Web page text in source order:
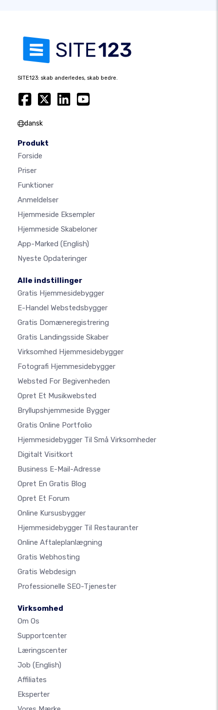
SITE123: skab anderledes, skab bedre.
dansk
Produkt
Forside
Priser
Funktioner
Anmeldelser
Hjemmeside Eksempler
Hjemmeside Skabeloner
App-Marked (English)
Nyeste Opdateringer
Alle indstillinger
Gratis Hjemmesidebygger
E-Handel Webstedsbygger
Gratis Domæneregistrering
Gratis Landingsside Skaber
Virksomhed Hjemmesidebygger
Fotografi Hjemmesidebygger
Websted For Begivenheden
Opret Et Musikwebsted
Bryllupshjemmeside Bygger
Gratis Online Portfolio
Hjemmesidebygger Til Små Virksomheder
Digitalt Visitkort
Business E-Mail-Adresse
Opret En Gratis Blog
Opret Et Forum
Online Kursusbygger
Hjemmesidebygger Til Restauranter
Online Aftaleplanlægning
Gratis Webhosting
Gratis Webdesign
Professionelle SEO-Tjenester
Virksomhed
Om Os
Supportcenter
Læringscenter
Job (English)
Affiliates
Eksperter